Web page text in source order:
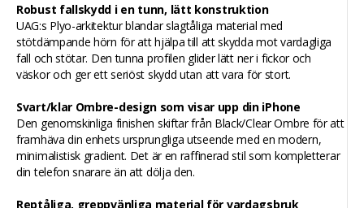
Robust fallskydd i en tunn, lätt konstruktion
UAG:s Plyo-arkitektur blandar slagtåliga material med
stötdämpande hörn för att hjälpa till att skydda mot vardagliga
fall och stötar. Den tunna profilen glider lätt ner i fickor och
väskor och ger ett seriöst skydd utan att vara för stort.
Svart/klar Ombre-design som visar upp din iPhone
Den genomskinliga finishen skiftar från Black/Clear Ombre för att
framhäva din enhets ursprungliga utseende med en modern,
minimalistisk gradient. Det är en raffinerad stil som kompletterar
din telefon snarare än att dölja den.
Reptåliga, greppvänliga material för vardagsbruk